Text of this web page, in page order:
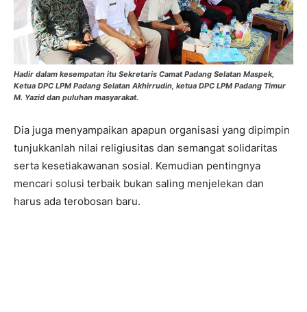
Hadir dalam kesempatan itu Sekretaris Camat Padang Selatan Maspek,
Ketua DPC LPM Padang Selatan Akhirrudin, ketua DPC LPM Padang Timur
M. Yazid dan puluhan masyarakat.
Dia juga menyampaikan apapun organisasi yang dipimpin
tunjukkanlah nilai religiusitas dan semangat solidaritas
serta kesetiakawanan sosial. Kemudian pentingnya
mencari solusi terbaik bukan saling menjelekan dan
harus ada terobosan baru.